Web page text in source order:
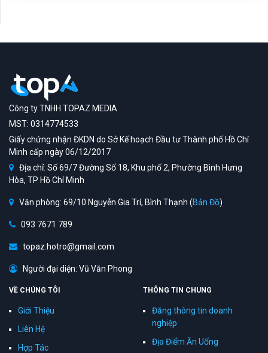
Công ty TNHH TOPAZ MEDIA
MST: 0314774533
Giấy chứng nhận ĐKDN do Sở Kế hoạch Đầu tư Thành phố Hồ Chí
Minh cấp ngày 06/12/2017
Địa chỉ: Số 69/7 Đường Số 18, Khu phố 2, Phường Bình Hưng
Hòa, TP Hồ Chí Minh
Văn phòng: 69/10 Nguyễn Gia Trí, Bình Thạnh (Bản Đồ)
093 7671 789
topaz.hotro@gmail.com
Người đại diện: Vũ Văn Phong
VỀ CHÚNG TÔI
Giới Thiệu
Liên Hệ
Hợp Tác
THÔNG TIN CHUNG
Đăng thông tin doanh
nghiệp
Địa Điểm Ăn Uống